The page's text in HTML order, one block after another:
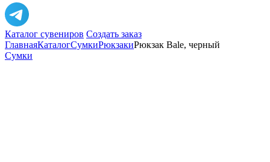
Каталог сувениров Создать заказ
ГлавнаяКаталогСумкиРюкзакиРюкзак Bale, черный
Сумки